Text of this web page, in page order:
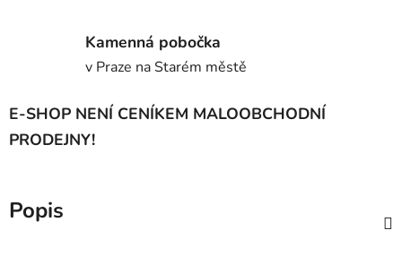
Kamenná pobočka
v Praze na Starém městě
E-SHOP NENÍ CENÍKEM MALOOBCHODNÍ
PRODEJNY!
Popis